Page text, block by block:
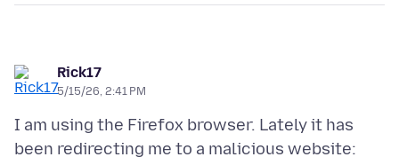
Rick17
5/15/26, 2:41 PM
I am using the Firefox browser. Lately it has
been redirecting me to a malicious website: